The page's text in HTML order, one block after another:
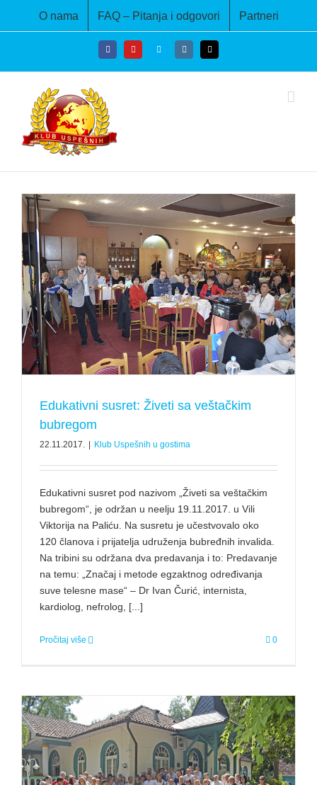
O nama FAQ – Pitanja i odgovori Partneri
FacebookYouTubeSkype InstagramEmail
Edukativni susret: Živeti sa veštačkim
bubregom
22.11.2017. Klub Uspešnih u gostima
Edukativni susret pod nazivom „Živeti sa veštačkim
bubregom“, je održan u neelju 19.11.2017. u Vili
Viktorija na Paliću. Na susretu je učestvovalo oko
120 članova i prijatelja udruženja bubređnih invalida.
Na tribini su održana dva predavanja i to: Predavanje
na temu: „Značaj i metode egzaktnog određivanja
suve telesne mase“ – Dr Ivan Čurić, internista,
kardiolog, nefrolog, [...]
Pročitaj više 0